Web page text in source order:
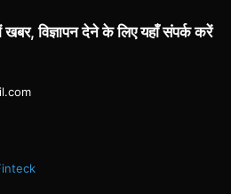
विज्ञापन देने के लिए यहाँ संपर्क करें